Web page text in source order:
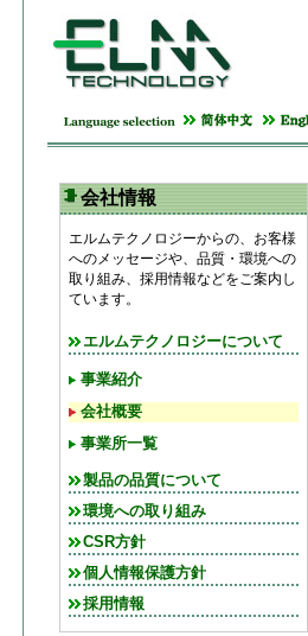
会社情報
エルムテクノロジーからの、お客様
へのメッセージや、品質・環境への
取り組み、採用情報などをご案内し
ています。
エルムテクノロジーについて
事業紹介
会社概要
事業所一覧
製品の品質について
環境への取り組み
CSR方針
個人情報保護方針
採用情報